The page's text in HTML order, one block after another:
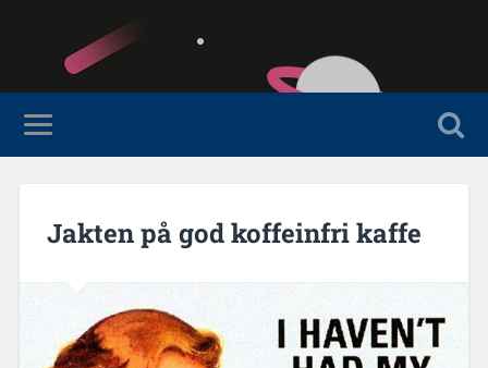
Jakten på god koffeinfri kaffe